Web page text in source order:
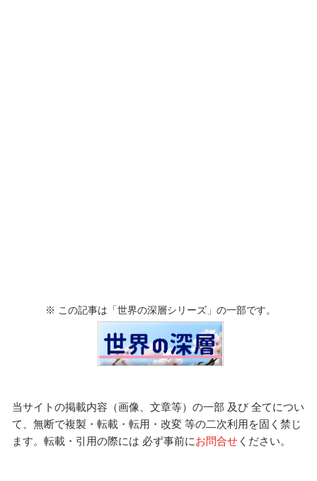
※ この記事は「世界の深層シリーズ」の一部です。
当サイトの掲載内容（画像、文章等）の一部 及び 全てについ
て、無断で複製・転載・転用・改変 等の二次利用を固く禁じ
ます。転載・引用の際には 必ず事前にお問合せ ください。